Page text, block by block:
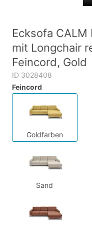
Ecksofa
mit Longchair
Feincord, Gold
ID 3028408
Feincord
Goldfarben
Sand